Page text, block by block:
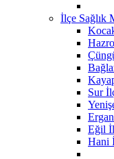
İlçe Sağlık
Sur
Eğil
Hani